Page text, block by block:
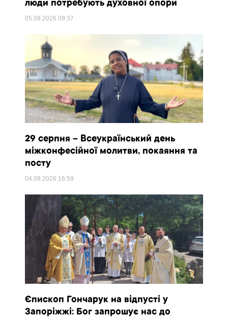
люди потребують духовної опори
05.08.202609:37
29 серпня – Всеукраїнський день
міжконфесійної молитви, покаяння та
посту
04.08.2026 16:59
Єпископ Гончарук на відпусті у
Запоріжжі: Бог запрошує нас до